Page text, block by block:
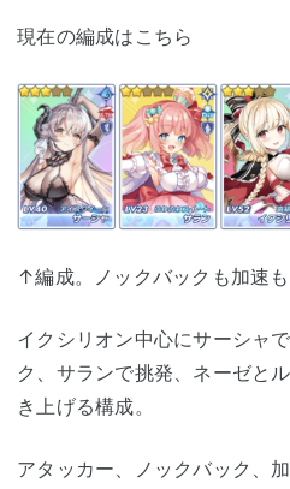
現在の編成はこちら
↑編成。ノックバックも加速
イクシリオン中心にサーシャ
ク、サランで挑発、ネーゼと
き上げる構成。
アタッカー、ノックバック、